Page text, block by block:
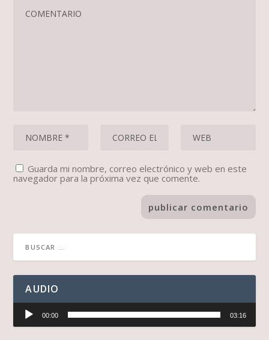
Guarda mi nombre, correo electrónico y web en este
navegador para la próxima vez que comente.
AUDIO
Reproductor
audio
00:00 03:16